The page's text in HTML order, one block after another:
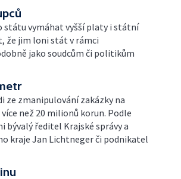
státu vymáhat vyšší platy i státní
že jim loni stát v rámci
jako soudcům či politikům
zmanipulování zakázky na
než 20 milionů korun. Podle
bývalý ředitel Krajské správy a
kraje Jan Lichtneger či podnikatel